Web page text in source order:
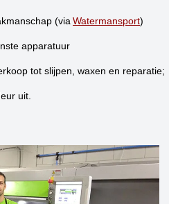
(via Watermansport)
apparatuur
tot slijpen, waxen en reparatie;
uit.